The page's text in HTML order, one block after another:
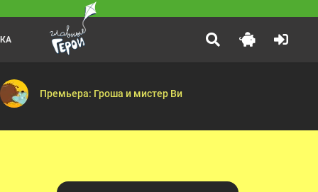
Застрявший в болоте — Помогите нелетающей птичке! — Дом
— Сладкоежка — Очки — Динозавр — День Рождения —
С добрым утром, малыши!
Герои легендарной программы «Спокойной ночи, малыши!»
Премьера: Гроша и мистер Ви